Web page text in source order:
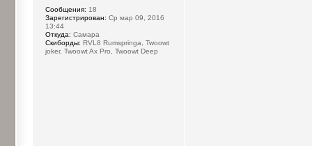
Сообщения: 18
Зарегистрирован: Ср мар 09, 2016
13:44
Откуда: Самара
Cкиборды: RVL8 Rumspringa, Twoowt
joker, Twoowt Ax Pro, Twoowt Deep